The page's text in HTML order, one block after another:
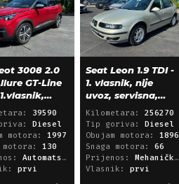
3008 2.0
GT-Line
km!
39590
Diesel
motora: 1997
motora: 130
Automatski sekvencijski
prvi
Seat Leon 1.9 TDI -
1. vlasnik, nije
uvoz, servisna,
klima, alu 15"
Kilometara: 256270
Tip goriva:
Diesel
Obujam motora: 1896
Snaga motora: 66
Prijenos:
Mehanički mjenjač
Vlasnik: prvi